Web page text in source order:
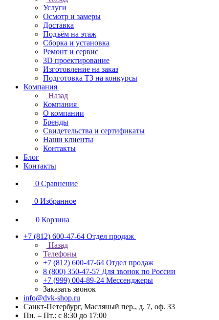
Услуги
Осмотр и замеры
Доставка
Подъём на этаж
Сборка и установка
Ремонт и сервис
3D проектирование
Изготовление на заказ
Подготовка ТЗ на конкурсы
Компания
Назад
Компания
О компании
Бренды
Свидетельства и сертификаты
Наши клиенты
Контакты
Блог
Контакты
0 Сравнение
0 Избранное
0 Корзина
+7 (812) 600-47-64 Отдел продаж
Назад
Телефоны
+7 (812) 600-47-64 Отдел продаж
8 (800) 350-47-57 Для звонок по России
+7 (999) 004-89-24 Мессенджеры
Заказать звонок
info@dvk-shop.ru
Санкт-Петербург, Масляный пер., д. 7, оф. 33
Пн. – Пт.: с 8:30 до 17:00